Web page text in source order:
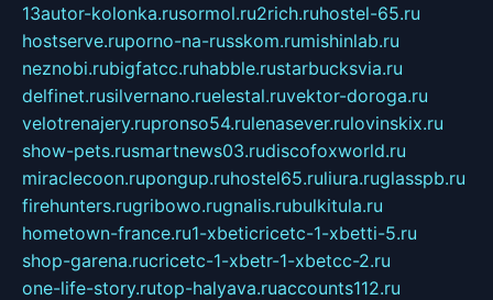
13autor-kolonka.rusormol.ru2rich.ruhostel-65.ru
hostserve.ruporno-na-russkom.rumishinlab.ru
neznobi.rubigfatcc.ruhabble.rustarbucksvia.ru
delfinet.rusilvernano.ruelestal.ruvektor-doroga.ru
velotrenajery.rupronso54.rulenasever.rulovinskix.ru
show-pets.rusmartnews03.rudiscofoxworld.ru
miraclecoon.rupongup.ruhostel65.ruliura.ruglasspb.ru
firehunters.rugribowo.rugnalis.rubulkitula.ru
hometown-france.ru1-xbeticricetc-1-xbetti-5.ru
shop-garena.rucricetc-1-xbetr-1-xbetcc-2.ru
one-life-story.rutop-halyava.ruaccounts112.ru